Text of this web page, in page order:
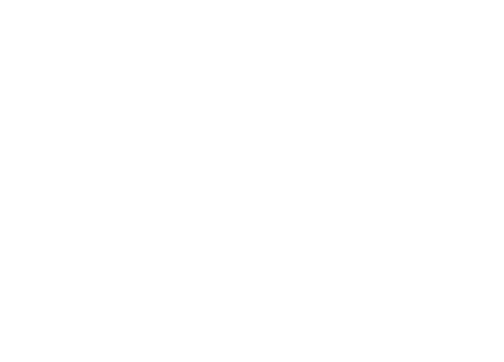
グセールス／人材業界トップパーソルグループの成長ベンチャー